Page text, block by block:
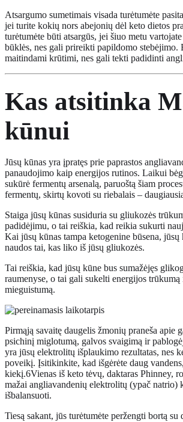
Atsargumo sumetimais visada turėtumėte
jei turite kokių nors abejonių dėl keto dietos
turėtumėte būti atsargūs, jei šiuo metu
būklės, nes gali prireikti papildomo stebėjimo.
maitindami krūtimi, nes gali tekti padidinti
Kas atsitinka
kūnui
Jūsų kūnas yra įpratęs prie paprastos
panaudojimo kaip energijos rutinos. Laikui
sukūrė fermentų arsenalą, paruoštą šiam
fermentų, skirtų kovoti su riebalais –
Staiga jūsų kūnas susiduria su gliukozės
padidėjimu, o tai reiškia, kad reikia sukurti
Kai jūsų kūnas tampa ketogenine būsena, jūsų
naudos tai, kas liko iš jūsų gliukozės.
Tai reiškia, kad jūsų kūne bus sumažėjęs
raumenyse, o tai gali sukelti energijos trūkumą
mieguistumą.
Pirmąją savaitę daugelis žmonių praneša apie
psichinį miglotumą, galvos svaigimą ir
yra jūsų elektrolitų išplaukimo rezultatas, nes
poveikį. Įsitikinkite, kad išgėrėte daug
kiekį.6Vienas iš keto tėvų, daktaras Phinney,
mažai angliavandenių elektrolitų (ypač natrio)
išbalansuoti.
Tiesą sakant, jūs turėtumėte peržengti bortą su